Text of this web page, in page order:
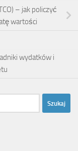
– jak policzyć
wartości
wydatków i